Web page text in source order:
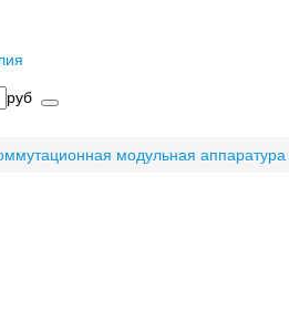
руб
модульная аппаратура